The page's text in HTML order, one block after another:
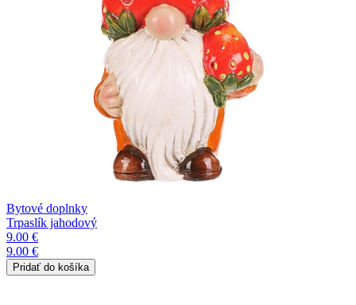
Bytové doplnky
Trpaslík jahodový
9.00 €
9.00 €